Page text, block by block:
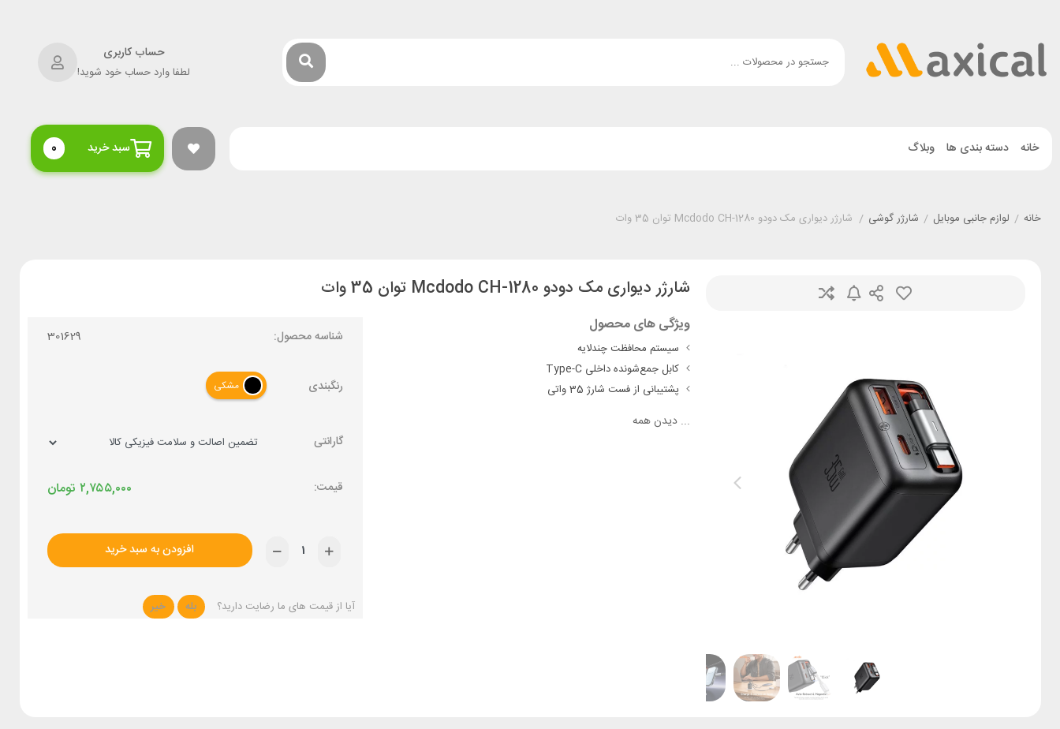
حساب کاربری
لطفا وارد حساب خود شوید!
خانه دسته بندی ها وبلاگ سبد خرید 0
خانه / لوازم جانبی موبایل / شارژر گوشی / شارژر دیواری مک دودو Mcdodo CH-1280 توان 35 وات
شارژر دیواری مک دودو Mcdodo CH-1280 توان 35 وات
ویژگی های محصول
سیستم محافظت چندلایه
کابل جمع‌شونده داخلی Type-C
پشتیبانی از فست شارژ 35 واتی
...دیدن همه
شناسه محصول: 301629
رنگبندی مشکی
گارانتی
تومان ۲,۷۵۵,۰۰۰
افزودن به سبد خرید
آیا از قیمت های ما رضایت دارید؟ بله خیر